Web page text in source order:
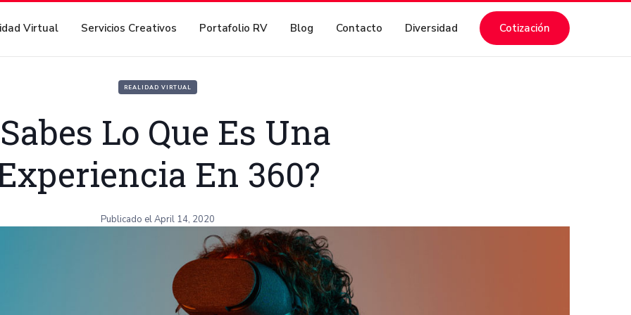
Virtual Servicios Creativos Portafolio RV Blog Contacto Diversidad Cotización
REALIDAD VIRTUAL
Lo Que Es Una
En 360?
Publicado elApril 14, 2020